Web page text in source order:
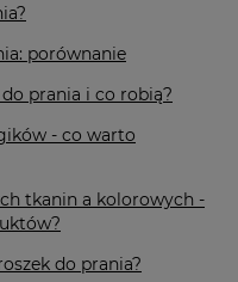
porównanie
prania i co robią?
- co warto
tkanin a kolorowych -
do prania?